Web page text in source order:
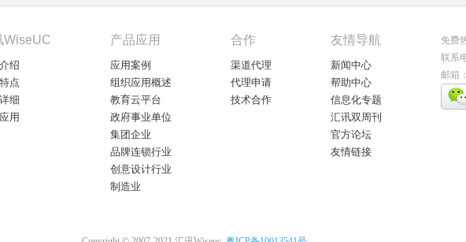
WiseUC
绍
点
细
用
产品应用
应用案例
组织应用概述
教育云平台
政府事业单位
集团企业
品牌连锁行业
创意设计行业
制造业
合作
渠道代理
代理申请
技术合作
友情导航
新闻中心
帮助中心
信息化专题
汇讯双周刊
官方论坛
友情链接
免费
联系
邮箱